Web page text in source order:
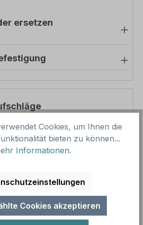
ersetzen
8,45 €
8,45 €
MwSt. zzgl. Versandkosten
im Warenkorb sind
Cookies, um Ihnen die
bieten zu können...
Informationen.
Cookies akzeptieren